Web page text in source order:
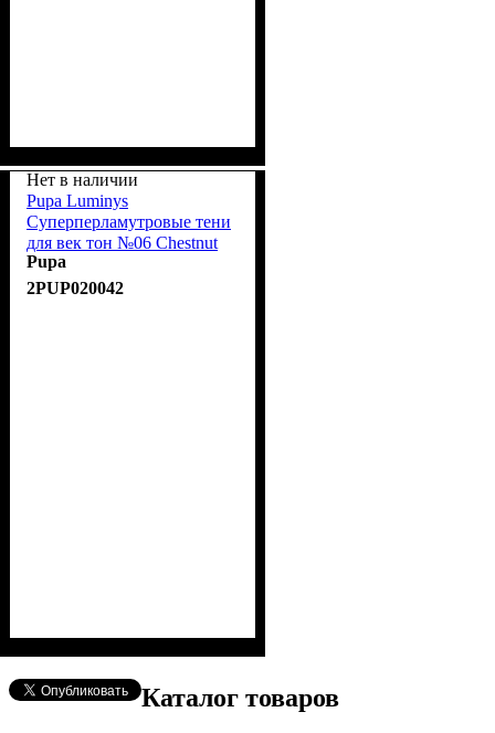
Нет в наличии
Pupa Luminys
Суперперламутровые тени
для век тон №06 Chestnut
Brown/Каштановый
Pupa
2PUP020042
Каталог товаров